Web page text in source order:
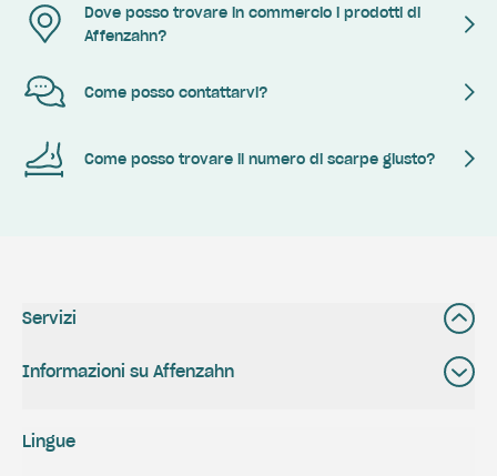
Dove posso trovare in commercio i prodotti di
Affenzahn?
Come posso contattarvi?
Come posso trovare il numero di scarpe giusto?
Servizi
Informazioni su Affenzahn
Lingue